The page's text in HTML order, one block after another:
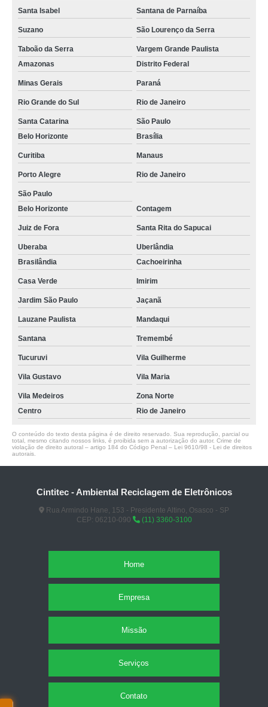
Santa Isabel Santana de Parnaíba
Suzano São Lourenço da Serra
Taboão da Serra
Vargem Grande Paulista
Amazonas
Distrito Federal
Minas Gerais Paraná
Rio Grande do Sul Rio de Janeiro
Santa Catarina
São Paulo
Belo Horizonte
Brasília
Curitiba Manaus
Porto Alegre Rio de Janeiro
São Paulo
Belo Horizonte
Contagem
Juiz de Fora Santa Rita do Sapucai
Uberaba
Uberlândia
Brasilândia
Cachoeirinha
Casa Verde Imirim
Jardim São Paulo Jaçanã
Lauzane Paulista Mandaqui
Santana Tremembé
Tucuruvi Vila Guilherme
Vila Gustavo Vila Maria
Vila Medeiros
Zona Norte
Centro
Rio de Janeiro
O conteúdo do texto desta página é de direito reservado. Sua reprodução, parcial ou
total, mesmo citando nossos links, é proibida sem a autorização do autor. Crime de
violação de direito autoral – artigo 184 do Código Penal – Lei 9610/98 - Lei de direitos
autorais
Cintitec - Ambiental Reciclagem de Eletrônicos
Rua Armindo Hane, 153 - Presidente Altino, Osasco - SP
CEP: 06210-090
(11) 3360-3100
Home
Empresa
Missão
Serviços
Contato